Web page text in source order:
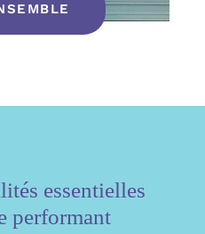
essentielles
performant